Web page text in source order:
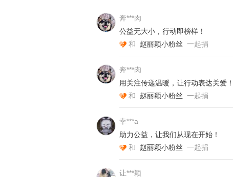
去年12月的一天，儿子放学回家，身
置。
奔***肉
公益无大小，行动即榜样！
和
赵丽颖小粉丝 一起捐
奔***肉
用关注传递温暖，让行动表达关爱！
和
赵丽颖小粉丝 一起捐
幸***a
助力公益，让我们从现在开始！
和
赵丽颖小粉丝 一起捐
让***颖